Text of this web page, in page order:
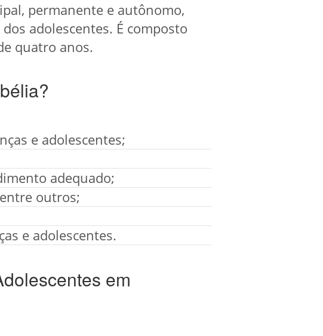
permanente e autônomo,
adolescentes. É composto
quatro anos.
e adolescentes;
adequado;
outros;
e adolescentes.
em